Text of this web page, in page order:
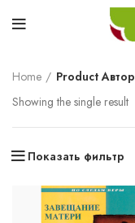
Home Product Автор
Showing the single result
Показать фильтр